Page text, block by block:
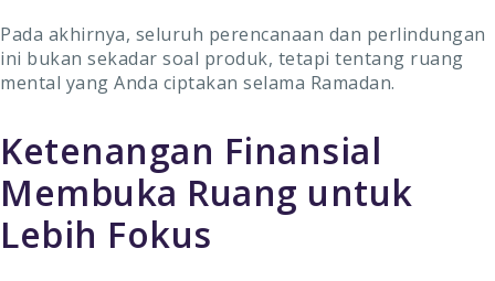
Pada akhirnya, seluruh perencanaan dan perlindungan
ini bukan sekadar soal produk, tetapi tentang ruang
mental yang Anda ciptakan selama Ramadan.
Ketenangan Finansial
Membuka Ruang untuk
Lebih Fokus